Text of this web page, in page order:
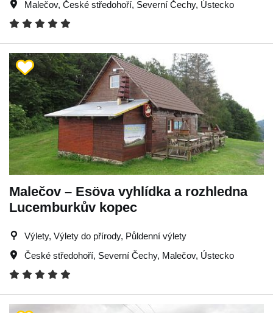
Malečov, České středohoří, Severní Čechy, Ústecko
Malečov – Esöva vyhlídka a rozhledna
Lucemburkův kopec
Výlety, Výlety do přírody, Půldenní výlety
České středohoří, Severní Čechy, Malečov, Ústecko